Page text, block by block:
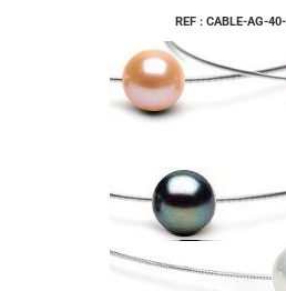
REF : CABLE-AG-